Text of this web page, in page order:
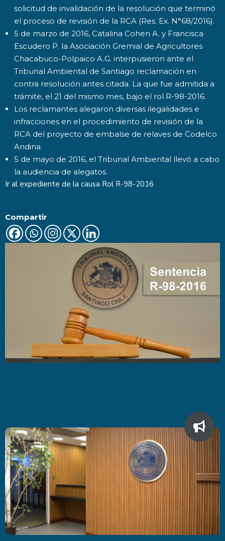
solicitud de invalidación de la resolución que terminó
el proceso de revisión de la RCA (Res. Ex. N°68/2016).
5 de marzo de 2016, Catalina Cohen A. y Francisca
Escudero P. la Asociación Gremial de Agricultores
Chacabuco-Polpaico A.G. interpusieron ante el
Tribunal Ambiental de Santiago reclamación en
contra resolución antes citada. La que fue admitida a
trámite, el 21 del mismo mes, bajo el rol R-98-2016.
Los reclamantes alegaron diversas ilegalidades e
infracciones en el procedimiento de revisión de la
RCA del proyecto de embalse de relaves de Codelco
Andina.
5 de mayo de 2016, el Tribunal Ambiental llevó a cabo
la audiencia de alegatos.
Ir al expediente de la causa Rol R-98-2016
Compartir